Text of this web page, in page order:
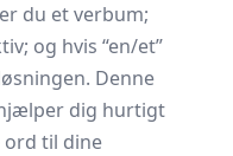
du et verbum;
og hvis “en/et”
Denne
dig hurtigt
til dine